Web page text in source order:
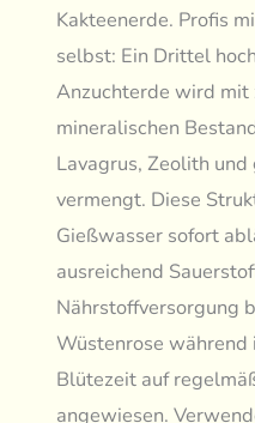
Kakteenerde. Profis
selbst: Ein Drittel
Anzuchterde wird
mineralischen
Lavagrus, Zeolith
vermengt. Diese
Gießwasser sofort
ausreichend
Nährstoffversorgung
Wüstenrose
Blütezeit auf
angewiesen.